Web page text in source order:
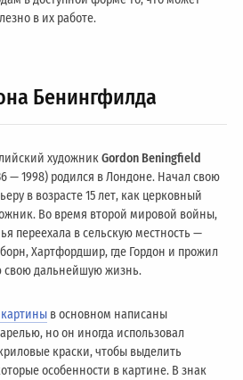
в их работе.
Бенингфилда
художникGordon Beningfield
— 1998) родился в Лондоне. Начал свою
в возрасте 15 лет, как церковный
Во время второй мировой войны,
переехала в сельскую местность —
Хартфордшир, где Гордон и прожил
свою дальнейшую жизнь.
картины в основном написаны
но он иногда использовал
краски, чтобы выделить
особенности в картине. В знак